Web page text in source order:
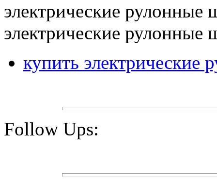
электрические рулонные
электрические рулонные
купить электрические
Follow Ups: